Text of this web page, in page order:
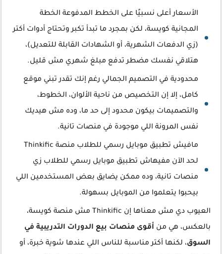
الأسعار أعلى نسبيًا على الخطط المدفوعة الخطة
المجانية كويسة، لكن بمجرد ما تبدأ تكبر وتحتاج أدوات أكتر
(زي الدفعات الشهرية، أو الشهادات القابلة للتعديل)،
هتلاقي نفسك مضطر تدفع مبلغ شهري مش قليل.
محدودية في التصميم الجمالي رغم إنك تقدر تبني موقع
كامل، إلا إن التخصيص من ناحية الألوان، الخطوط،
والتصميمات بيكون محدود إلى حد ما، وده مش هيديك
نفس المرونة اللي موجودة في منصات تانية.
مافيش تطبيق موبايل رسمي للطلاب منصة Thinkific
لحد الآن مفيهاش تطبيق موبايل رسمي للطلاب زي
منصات تانية، وده ممكن يضايق بعض المستخدمين اللي
بيحبوا يتعلموا من الموبايل بسهولة.
العيوب دي مش معناها إن Thinkific مش منصة كويسة،
بالعكس، هي من أقوى منصات بيع الدورات التدريبية في
السوق، لكنها أكتر مناسبة للناس اللي عندها شوية خبرة، أو